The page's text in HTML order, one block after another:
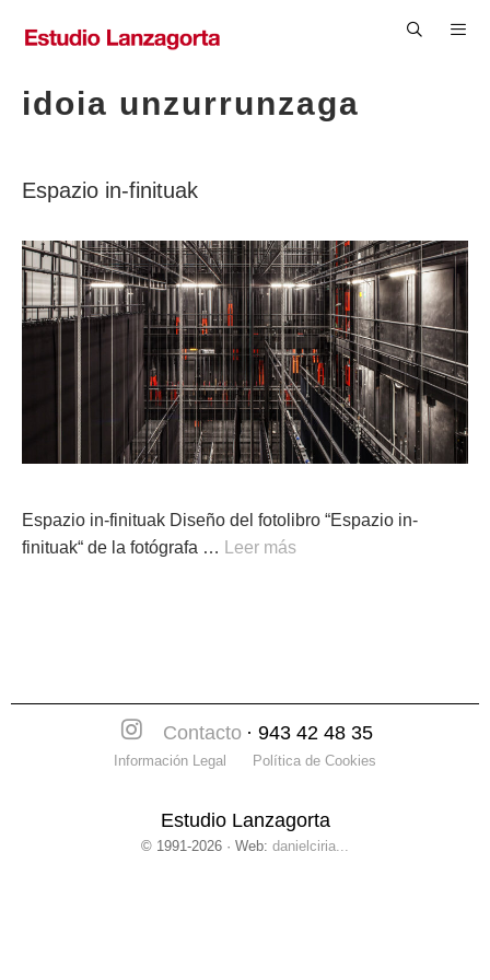
idoia unzurrunzaga
Espazio in-finituak
Espazio in-finituak Diseño del fotolibro “Espazio in-
finituak“ de la fotógrafa …
Leer más
Contacto · 943 42 48 35
Información Legal Política de Cookies
Estudio Lanzagorta
© 1991-2026 · Web: danielciria...